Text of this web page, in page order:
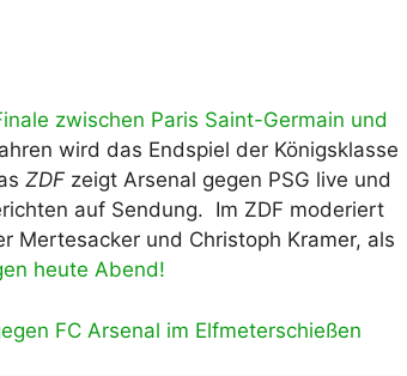
zwischen Paris Saint-Germain und
wird das Endspiel der Königsklasse
ZDF zeigt Arsenal gegen PSG live und
auf Sendung. Im ZDF moderiert
Mertesacker und Christoph Kramer, als
heute Abend!
FC Arsenal im Elfmeterschießen